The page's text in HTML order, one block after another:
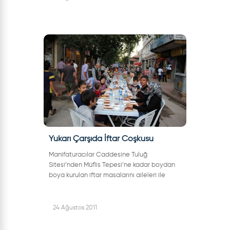
Yukarı Çarşıda İftar Coşkusu
Manifaturacılar Caddesine Tuluğ
Sitesi’nden Müflis Tepesi’ne kadar boydan
boya kurulan iftar masalarını aileleri ile
24 Ağustos 2011